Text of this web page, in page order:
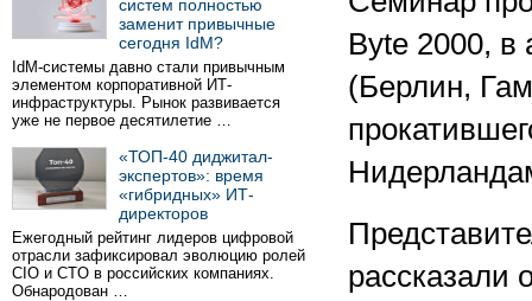
систем полностью
заменит привычные
сегодня IdM?
IdM-системы давно стали привычным
элементом корпоративной ИТ-
инфраструктуры. Рынок развивается
уже не первое десятилетие …
«ТОП-40 диджитал-
экспертов»: время
«гибридных» ИТ-
директоров
Ежегодный рейтинг лидеров цифровой
отрасли зафиксировал эволюцию ролей
CIO и CTO в российских компаниях.
Обнародован …
Byte 2000, в
(Берлин,
рассказали